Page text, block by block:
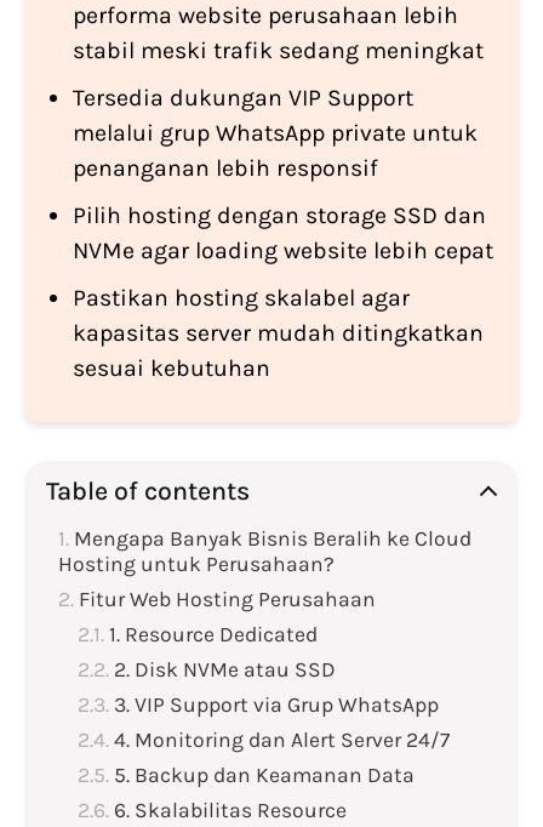
performa website perusahaan lebih
stabil meski trafik sedang meningkat
Tersedia dukungan VIP Support
melalui grup WhatsApp private untuk
penanganan lebih responsif
Pilih hosting dengan storage SSD dan
NVMe agar loading website lebih cepat
Pastikan hosting skalabel agar
kapasitas server mudah ditingkatkan
sesuai kebutuhan
Table of contents
Mengapa Banyak Bisnis Beralih ke Cloud
Hosting untuk Perusahaan?
Fitur Web Hosting Perusahaan
1. Resource Dedicated
2. Disk NVMe atau SSD
3. VIP Support via Grup WhatsApp
4. Monitoring dan Alert Server 24/7
5. Backup dan Keamanan Data
6. Skalabilitas Resource